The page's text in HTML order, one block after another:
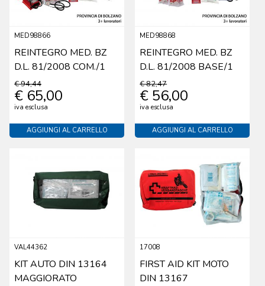
MED98866
REINTEGRO MED. BZ
D.L. 81/2008 COM./1
€ 94,44
€ 65,00
iva esclusa
AGGIUNGI AL CARRELLO
MED98868
REINTEGRO MED. BZ
D.L. 81/2008 BASE/1
€ 82,47
€ 56,00
iva esclusa
AGGIUNGI AL CARRELLO
VAL44362
KIT AUTO DIN 13164
MAGGIORATO
17008
FIRST AID KIT MOTO
DIN 13167